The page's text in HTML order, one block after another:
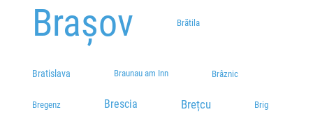
Brașov Brătila
Bratislava Braunau am Inn Brâznic
Bregenz Brescia Brețcu Brig